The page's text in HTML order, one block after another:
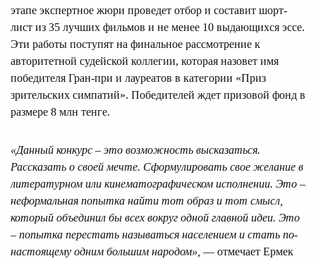
этапе экспертное жюри проведет отбор и составит шорт-
лист из 35 лучших фильмов и не менее 10 выдающихся эссе.
Эти работы поступят на финальное рассмотрение к
авторитетной судейской коллегии, которая назовет имя
победителя Гран-при и лауреатов в категории «Приз
зрительских симпатий». Победителей ждет призовой фонд в
размере 8 млн тенге.
«Данный конкурс – это возможность высказаться.
Рассказать о своей мечте. Сформулировать свое желание в
литературном или кинематографическом исполнении. Это –
неформальная попытка найти тот образ и тот смысл,
который объединил бы всех вокруг одной главной идеи. Это
– попытка перестать называться населением и стать по-
настоящему одним большим народом», — отмечает Ермек